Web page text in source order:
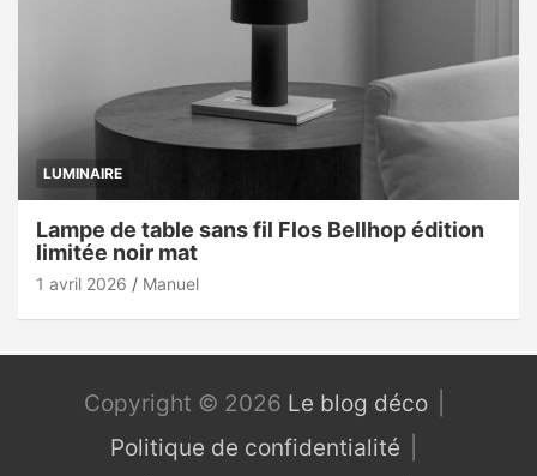
LUMINAIRE
Lampe de table sans fil Flos Bellhop édition
limitée noir mat
1 avril 2026 Manuel
Copyright © 2026 Le blog déco
Politique de confidentialité